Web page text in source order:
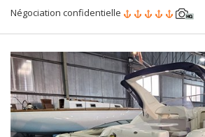
Négociation confidentielle